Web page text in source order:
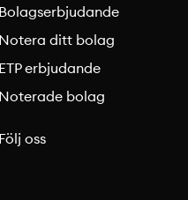
Bolagserbjudande
Notera ditt bolag
ETP erbjudande
Noterade bolag
Följ oss